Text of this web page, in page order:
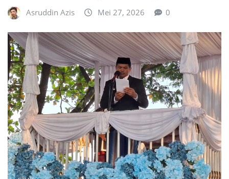
Asruddin Azis Mei 27, 2026 0